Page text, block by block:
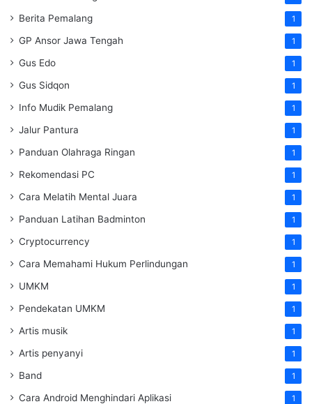
Berita Pemalang 1
GP Ansor Jawa Tengah 1
Gus Edo 1
Gus Sidqon 1
Info Mudik Pemalang 1
Jalur Pantura 1
Panduan Olahraga Ringan 1
Rekomendasi PC 1
Cara Melatih Mental Juara 1
Panduan Latihan Badminton 1
Cryptocurrency 1
Cara Memahami Hukum Perlindungan 1
UMKM 1
Pendekatan UMKM 1
Artis musik 1
Artis penyanyi 1
Band 1
Cara Android Menghindari Aplikasi 1